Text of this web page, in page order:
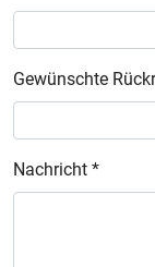
Gewünschte
Nachricht *